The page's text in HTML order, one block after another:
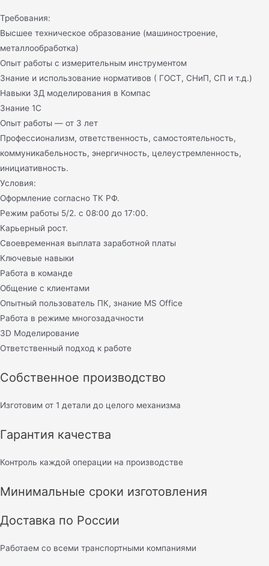
Требования:
Высшее техническое образование (машиностроение,
металлообработка)
Опыт работы с измерительным инструментом
Знание и использование нормативов ( ГОСТ, СНиП, СП и т.д.)
Навыки 3Д моделирования в Компас
Знание 1С
Опыт работы — от 3 лет
Профессионализм, ответственность, самостоятельность,
коммуникабельность, энергичность, целеустремленность,
инициативность.
Условия:
Оформление согласно ТК РФ.
Режим работы 5/2. с 08:00 до 17:00.
Карьерный рост.
Своевременная выплата заработной платы
Ключевые навыки
Работа в команде
Общение с клиентами
Опытный пользователь ПК, знание MS Office
Работа в режиме многозадачности
3D Моделирование
Ответственный подход к работе
Собственное производство
Изготовим от 1 детали до целого механизма
Гарантия качества
Контроль каждой операции на производстве
Минимальные сроки изготовления
Доставка по России
Работаем со всеми транспортными компаниями